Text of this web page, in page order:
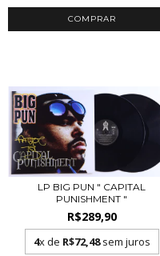
LP BIG PUN " CAPITAL
PUNISHMENT "
R$289,90
4x de R$72,48sem juros